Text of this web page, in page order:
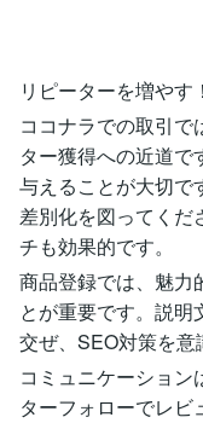
リピーターを増や
ココナラでの取引
ター獲得への近道
与えることが大切で
差別化を図ってくだ
チも効果的です。
商品登録では、魅力
とが重要です。説明
交ぜ、SEO対策を意
コミュニケーション
ターフォローでレ